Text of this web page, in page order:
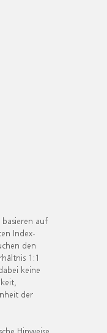
auf
Index-
den
1:1
keine
der